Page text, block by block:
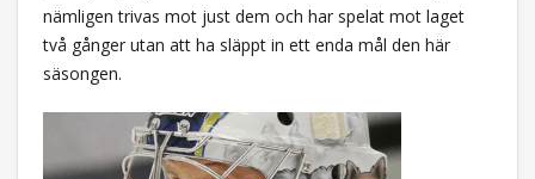
nämligen trivas mot just dem och har spelat mot laget
två gånger utan att ha släppt in ett enda mål den här
säsongen.